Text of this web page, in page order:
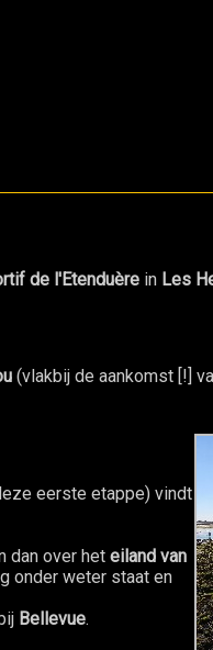
de l'Etenduère in Les
(vlakbij de aankomst [!]
eerste etappe) vindt
dan over het eiland van
onder weter staat en
Bellevue.